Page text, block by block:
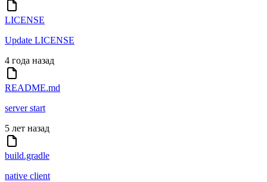
LICENSE
Update LICENSE
4 года назад
README.md
server start
5 лет назад
build.gradle
native client